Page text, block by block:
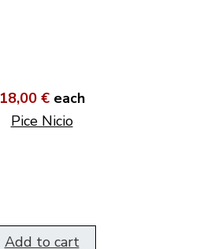
18,00 € each
Pice Nicio
Add to cart